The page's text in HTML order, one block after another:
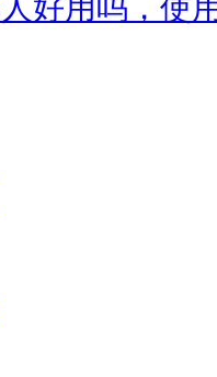
好用吗，使